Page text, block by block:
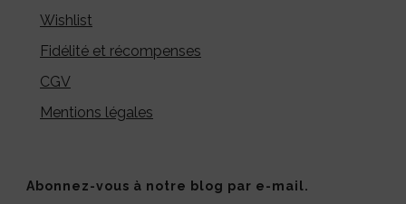
Wishlist
Fidélité et récompenses
CGV
Mentions légales
Abonnez-vous à notre blog par e-mail.